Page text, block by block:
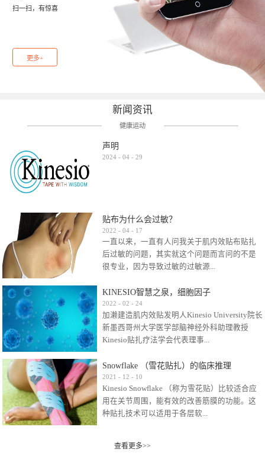
扫一扫，有惊喜
更多+
新闻资讯
健康运动
声明
2024 - 04 - 29
贴布为什么会过敏？
2022 - 04 - 17
一直以来，一直有人问我关于肌内效贴布贴扎
后过敏的问题，其实就这个问题而言问的不是
很专业，因为导致过敏的过敏源...
很多，比如试穿件衣服有时都会过敏，特定条
件下吃东西有时也会过敏，难道不吃不穿了？
其他品牌的在此我们不予评价，就KINESIO肌内
效贴布来说，40多年的研究开发制造肌内效贴
比如我本人，几乎天天接触KINESIO肌内效，无
论从皮肤适应性还是本人皮肤本身就不属于不
易过敏的那种，基本不会有过敏瘙痒的情况。
但是，当身体不适、休息不好、持续紧张等特
殊因素的影响下，有时还是会出现瘙痒过敏的
前后后居家近30天左右，感觉日子都日夜颠倒
KINESIO智慧之泉，细胞因子
2022 - 02 - 24
加濑建造肌内效贴发明人Kinesio University院长
新墨西哥州大学医学部脑神经外科助理教授
Kinesio贴扎疗法学会代表理事...
Kinesio Taping Association International
（KTAI）名誉会长 身体具有免疫、疼痛、细胞
破坏、发热、修复、增殖、再生等自然愈合能
力。 多作为细胞因子存在于皮肤表皮、真皮、
扎疗法）的效果是通过创造一个环境，使每种
Snowflake （雪花贴扎）的临床推理
2021 - 12 - 10
Kinesio Snowflake （称为雪花贴）比较适合应
用在关节周围，能有效的改善筋膜的功能。这
种贴扎技术可以适用于各层软...
组织:肌肉，肌腱，韧带（主要围绕有问题的关
查看更多>>